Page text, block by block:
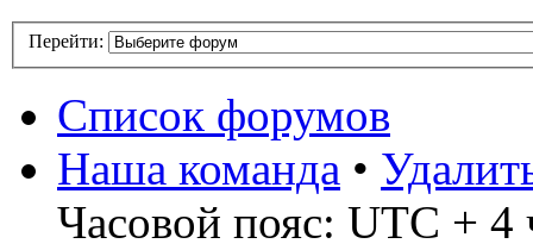
Перейти:
Список форумов
Наша команда •
Часовой пояс: UTC + 4